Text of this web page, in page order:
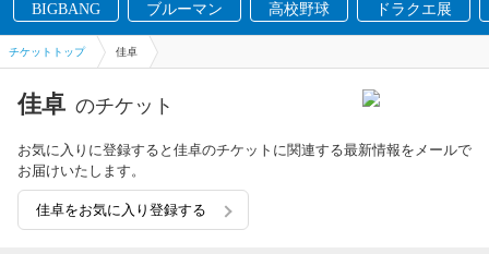
BIGBANG ブルーマン 高校野球 ドラクエ展
チケットトップ 佳卓
佳卓 のチケット
お気に入りに登録すると佳卓のチケットに関連する最新情報をメールで
お届けいたします。
佳卓をお気に入り登録する